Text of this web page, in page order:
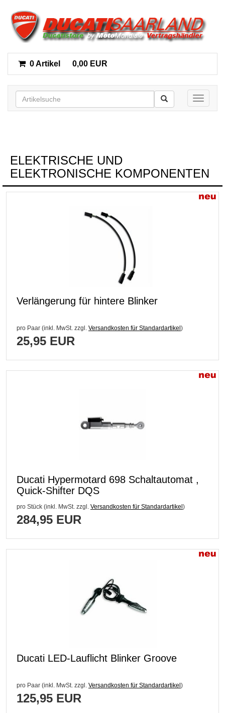
0 Artikel 0,00 EUR
Toggle
ELEKTRISCHE UND
ELEKTRONISCHE KOMPONENTEN
Verlängerung für hintere Blinker
pro Paar (inkl. MwSt. zzgl. Versandkosten für Standardartikel)
25,95 EUR
Ducati Hypermotard 698 Schaltautomat ,
Quick-Shifter DQS
pro Stück (inkl. MwSt. zzgl. Versandkosten für Standardartikel)
284,95 EUR
Ducati LED-Lauflicht Blinker Groove
pro Paar (inkl. MwSt. zzgl. Versandkosten für Standardartikel)
125,95 EUR